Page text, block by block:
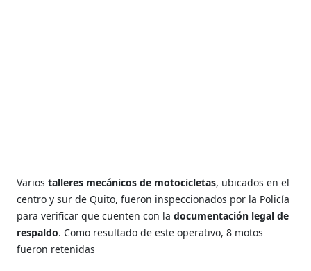
Variostalleres mecánicos de motocicletas, ubicados en el
centro y sur de Quito, fueron inspeccionados por la Policía
para verificar que cuenten con ladocumentación legal de
respaldo. Como resultado de este operativo, 8 motos
fueron retenidas